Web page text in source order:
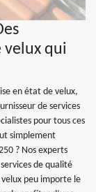
velux qui
en état de velux,
de services
pour tous ces
simplement
? Nos experts
de qualité
peu importe le